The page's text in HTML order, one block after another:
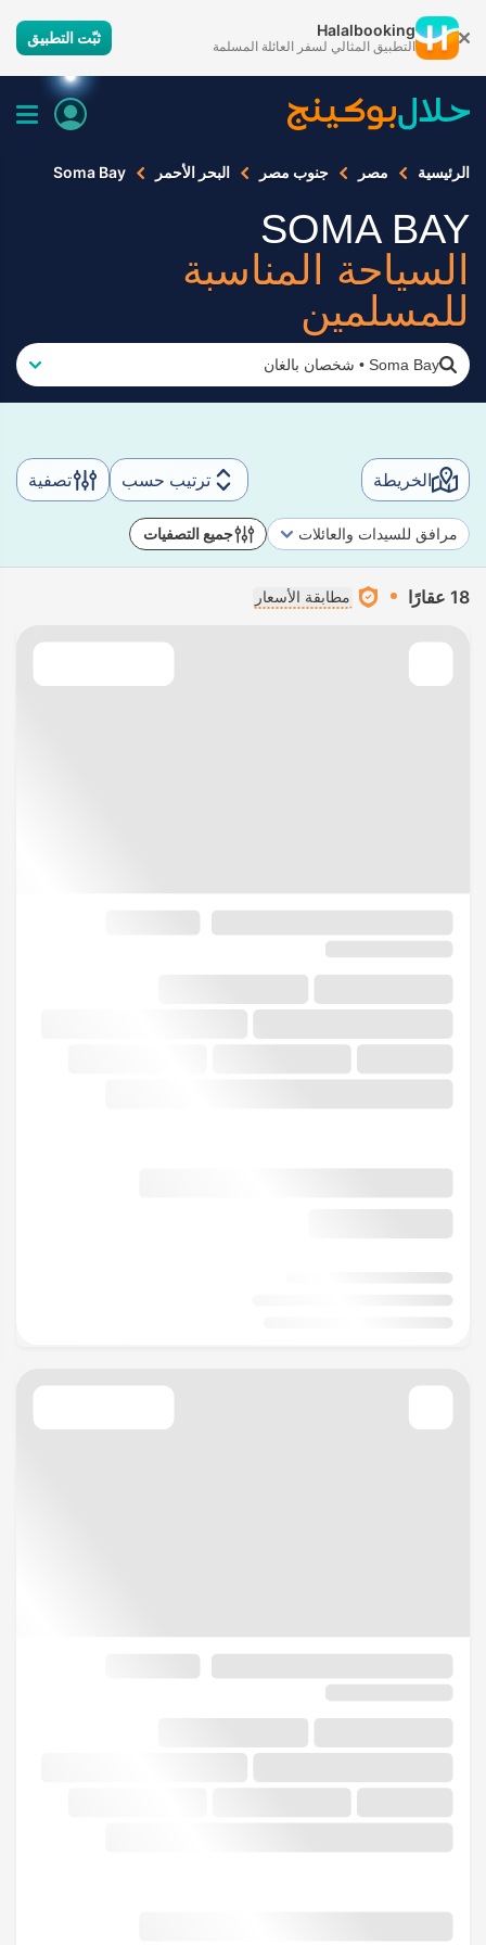
Halalbooking
التطبيق المثالي لسفر العائلة المسلمة ثبّت التطبيق
الرئيسية مصر جنوب مصر البحر الأحمر Soma Bay
SOMA BAY
السياحة المناسبة
للمسلمين
Soma Bay
• شخصان بالغان
الخريطة ترتيب حسب تصفية
مرافق للسيدات والعائلات جميع التصفيات
18 عقارًا مطابقة الأسعار